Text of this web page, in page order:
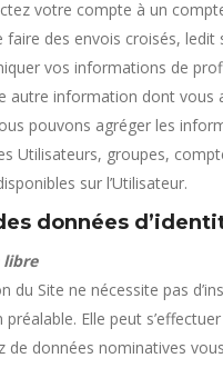
votre compte à un
faire des envois croisés, ledit
vos informations de
autre information dont vous
pouvons agréger les
Utilisateurs, groupes,
sur l’Utilisateur.
données
libre
du Site ne nécessite pas
préalable. Elle peut
de données nominatives